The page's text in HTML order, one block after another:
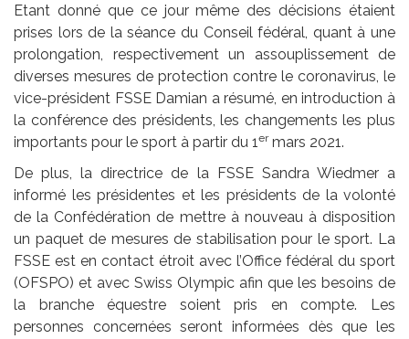
Etant donné que ce jour même des décisions étaient
prises lors de la séance du Conseil fédéral, quant à une
prolongation, respectivement un assouplissement de
diverses mesures de protection contre le coronavirus, le
vice-président FSSE Damian a résumé, en introduction à
la conférence des présidents, les changements les plus
importants pour le sport à partir du 1ermars 2021.
De plus, la directrice de la FSSE Sandra Wiedmer a
informé les présidentes et les présidents de la volonté
de la Confédération de mettre à nouveau à disposition
un paquet de mesures de stabilisation pour le sport. La
FSSE est en contact étroit avec l’Office fédéral du sport
(OFSPO) et avec Swiss Olympic afin que les besoins de
la branche équestre soient pris en compte. Les
personnes concernées seront informées dès que les